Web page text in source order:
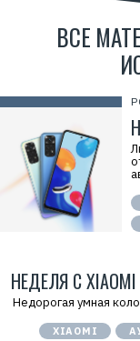
ВСЕ
НЕДЕЛЯ С XIAOMI
Недорогая умная
XIAOMI